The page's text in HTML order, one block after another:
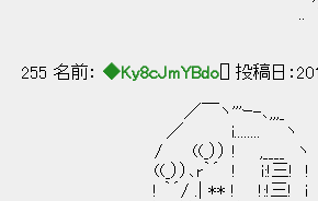
.. V￣ ｀ヽ ,i| ゝ､l|
＼__ .,イゝｲ/´l| |!
255 名前： ◆Ky8cJmYBdo [] 投稿日：
／￣ヽ'''ｰ-､,,,_
／ i........ ヽ
/ ((_）） ! ,____ ヽ
((_））､r｀´ ! i:!三! !
! ｀´/ .| ** ! !:!三! i